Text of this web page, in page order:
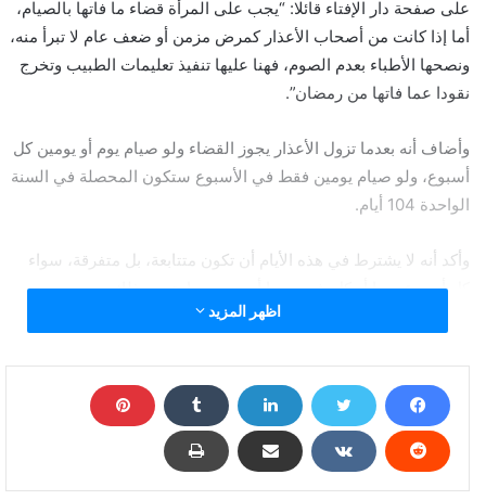
على صفحة دار الإفتاء قائلا: “يجب على المرأة قضاء ما فاتها بالصيام،
أما إذا كانت من أصحاب الأعذار كمرض مزمن أو ضعف عام لا تبرأ منه،
ونصحها الأطباء بعدم الصوم، فهنا عليها تنفيذ تعليمات الطبيب وتخرج
نقودا عما فاتها من رمضان”.
وأضاف أنه بعدما تزول الأعذار يجوز القضاء ولو صيام يوم أو يومين كل
أسبوع، ولو صيام يومين فقط في الأسبوع ستكون المحصلة في السنة
الواحدة 104 أيام.
وأكد أنه لا يشترط في هذه الأيام أن تكون متتابعة، بل متفرقة، سواء
كل أسبوع يوما أو كل شهر يوما أو حسب ما يتيسر ذلك.
دار الإفتاء المصرية ترد على دفع فدية مقابل عدم صيام
رمضان
اظهر المزيد